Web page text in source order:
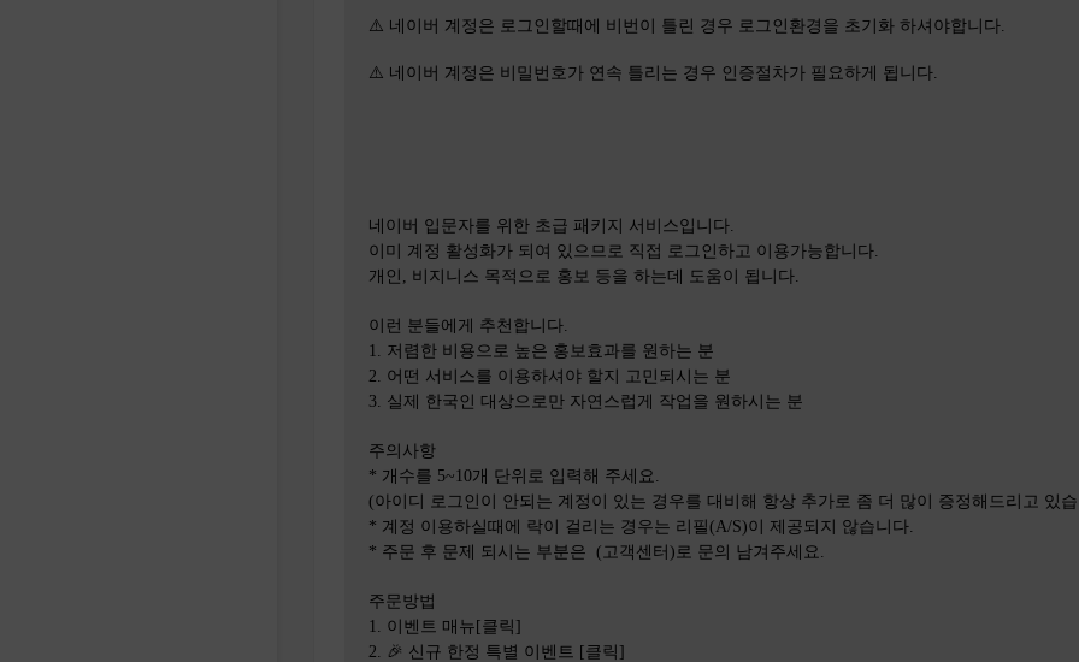
⚠️ 네이버 계정은 로그인할때에 비번이 틀린 경우 로그인환경을 초기화 하셔야합니다.
⚠️ 네이버 계정은 비밀번호가 연속 틀리는 경우 인증절차가 필요하게 됩니다.
네이버 입문자를 위한 초급 패키지 서비스입니다.
이미 계정 활성화가 되여 있으므로 직접 로그인하고 이용가능합니다.
개인, 비지니스 목적으로 홍보 등을 하는데 도움이 됩니다.
이런 분들에게 추천합니다.
1. 저렴한 비용으로 높은 홍보효과를 원하는 분
2. 어떤 서비스를 이용하셔야 할지 고민되시는 분
3. 실제 한국인 대상으로만 자연스럽게 작업을 원하시는 분
주의사항
* 개수를 5~10개 단위로 입력해 주세요.
(아이디 로그인이 안되는 계정이 있는 경우를 대비해 항상 추가로 좀 더 많이 증정해드리고 있
* 계정 이용하실때에 락이 걸리는 경우는 리필(A/S)이 제공되지 않습니다.
* 주문 후 문제 되시는 부분은 (고객센터)로 문의 남겨주세요.
주문방법
1. 이벤트 매뉴[클릭]
2. 🎉 신규 한정 특별 이벤트 [클릭]